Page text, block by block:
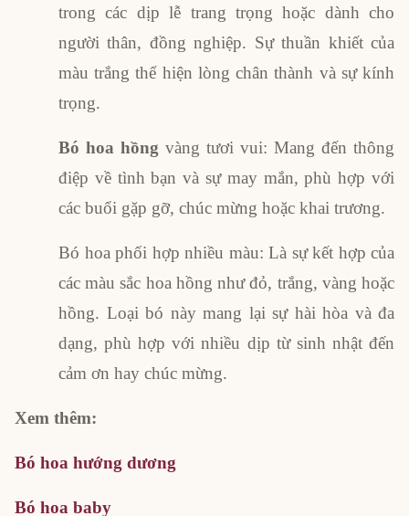
trong các dịp lễ trang trọng hoặc dành cho
người thân, đồng nghiệp. Sự thuần khiết của
màu trắng thể hiện lòng chân thành và sự kính
trọng.
Bó hoa hồng vàng tươi vui: Mang đến thông
điệp về tình bạn và sự may mắn, phù hợp với
các buổi gặp gỡ, chúc mừng hoặc khai trương.
Bó hoa phối hợp nhiều màu: Là sự kết hợp của
các màu sắc hoa hồng như đỏ, trắng, vàng hoặc
hồng. Loại bó này mang lại sự hài hòa và đa
dạng, phù hợp với nhiều dịp từ sinh nhật đến
cảm ơn hay chúc mừng.
Xem thêm:
Bó hoa hướng dương
Bó hoa baby